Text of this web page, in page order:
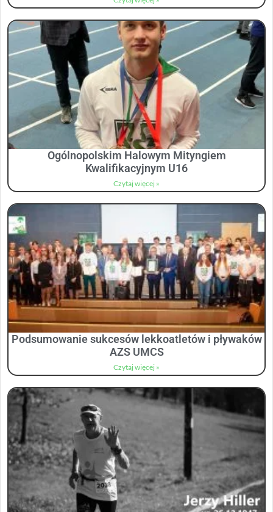
Ogólnopolskim Halowym Mityngiem
Kwalifikacyjnym U16
Czytaj więcej »
Podsumowanie sukcesów lekkoatletów i pływaków
AZS UMCS
Czytaj więcej »